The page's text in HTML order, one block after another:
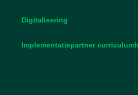
Digitalisering
Implementatiepartner